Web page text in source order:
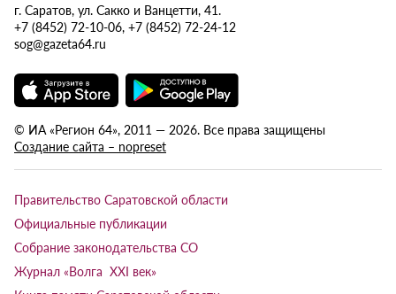
г. Саратов, ул. Сакко и Ванцетти, 41.
+7 (8452) 72-10-06, +7 (8452) 72-24-12
sog@gazeta64.ru
© ИА «Регион 64», 2011 — 2026. Все права защищены
Создание сайта – nopreset
Правительство Саратовской области
Официальные публикации
Собрание законодательства СО
Журнал «Волга XXI век»